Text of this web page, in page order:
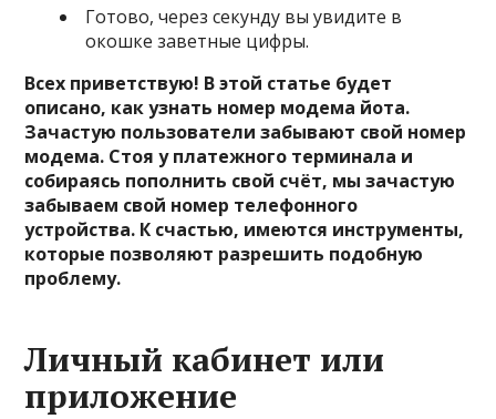
Готово, через секунду вы увидите в
окошке заветные цифры.
Всех приветствую! В этой статье будет
описано, как узнать номер модема йота.
Зачастую пользователи забывают свой номер
модема. Стоя у платежного терминала и
собираясь пополнить свой счёт, мы зачастую
забываем свой номер телефонного
устройства. К счастью, имеются инструменты,
которые позволяют разрешить подобную
проблему.
Личный кабинет или
приложение